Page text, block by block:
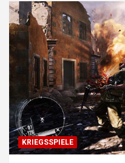
KRIEGSSPIELE